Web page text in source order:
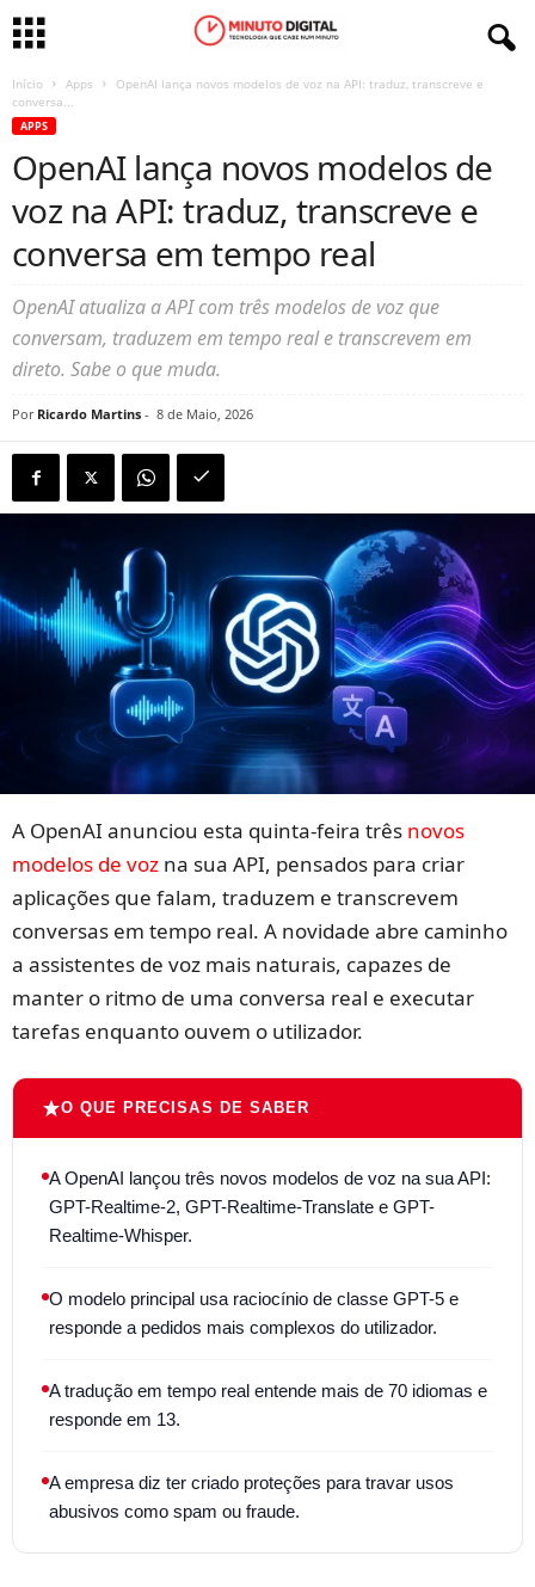
Início Apps
OpenAI lança novos modelos de voz na API: traduz, transcreve e
conversa...
APPS
OpenAI lança novos modelos de
voz na API: traduz, transcreve e
conversa em tempo real
OpenAI atualiza a API com três modelos de voz que
conversam, traduzem em tempo real e transcrevem em
direto. Sabe o que muda.
Por Ricardo Martins - 8 de Maio, 2026
A OpenAI anunciou esta quinta-feira três novos
modelos de voz na sua API, pensados para criar
aplicações que falam, traduzem e transcrevem
conversas em tempo real. A novidade abre caminho
a assistentes de voz mais naturais, capazes de
manter o ritmo de uma conversa real e executar
tarefas enquanto ouvem o utilizador.
O QUE PRECISAS DE SABER
A OpenAI lançou três novos modelos de voz na sua API:
GPT-Realtime-2, GPT-Realtime-Translate e GPT-
Realtime-Whisper.
O modelo principal usa raciocínio de classe GPT-5 e
responde a pedidos mais complexos do utilizador.
A tradução em tempo real entende mais de 70 idiomas e
responde em 13.
A empresa diz ter criado proteções para travar usos
abusivos como spam ou fraude.